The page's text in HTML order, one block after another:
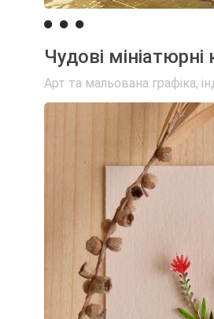
Чудові
Арт та мальована графіка,